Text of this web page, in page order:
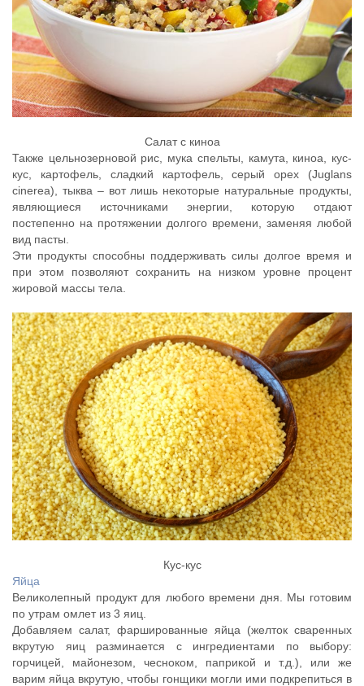
Салат с киноа
Также цельнозерновой рис, мука спельты, камута, киноа, кус-
кус, картофель, сладкий картофель, серый орех (Juglans
cinerea), тыква – вот лишь некоторые натуральные продукты,
являющиеся источниками энергии, которую отдают
постепенно на протяжении долгого времени, заменяя любой
вид пасты.
Эти продукты способны поддерживать силы долгое время и
при этом позволяют сохранить на низком уровне процент
жировой массы тела.
Кус-кус
Яйца
Великолепный продукт для любого времени дня. Мы готовим
по утрам омлет из 3 яиц.
Добавляем салат, фаршированные яйца (желток сваренных
вкрутую яиц разминается с ингредиентами по выбору:
горчицей, майонезом, чесноком, паприкой и т.д.), или же
варим яйца вкрутую, чтобы гонщики могли ими подкрепиться в